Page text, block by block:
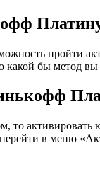
пройти
какой бы метод
то
в меню